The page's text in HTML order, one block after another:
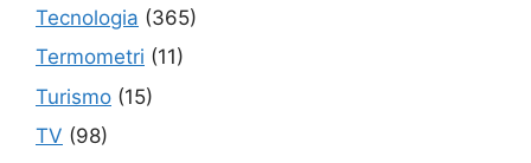
Tecnologia (365)
Termometri (11)
Turismo (15)
TV (98)